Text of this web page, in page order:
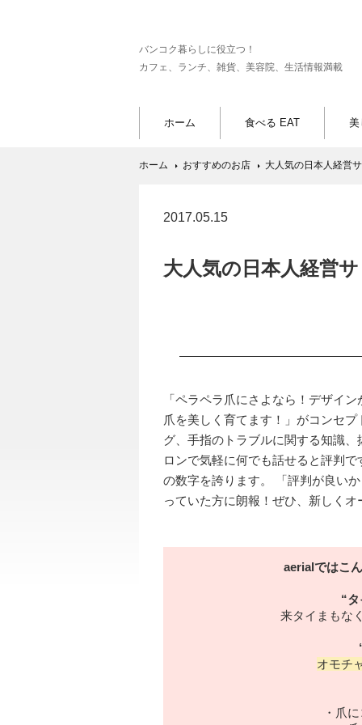
バンコク暮らしに役立つ！
カフェ、ランチ、雑貨、美容院、生活情報満載
ホーム 食べる EAT 美
ホーム おすすめのお店 大人気の日本人経営
2017.05.15
大人気の日本人経営
「ペラペラ爪にさよなら！デザイ
爪を美しく育てます！」がコンセ
グ、手指のトラブルに関する知識
ロンで気軽に何でも話せると評判
の数字を誇ります。 「評判が良い
っていた方に朗報！ぜひ、新しく
aerialではこ
“
来タイまもな
オモチ
・爪